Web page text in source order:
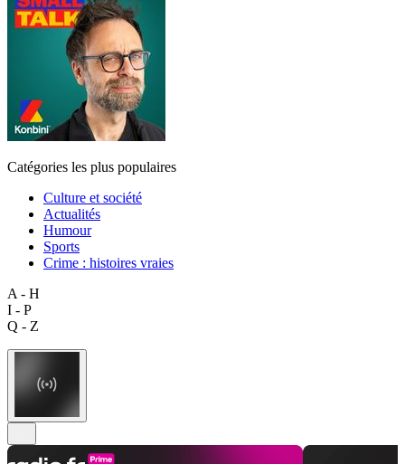
Catégories les plus populaires
Culture et société
Actualités
Humour
Sports
Crime : histoires vraies
A - H
I - P
Q - Z